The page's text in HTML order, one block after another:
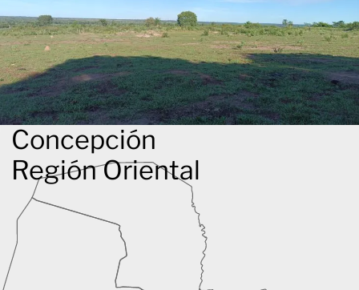
Concepción
Región Oriental